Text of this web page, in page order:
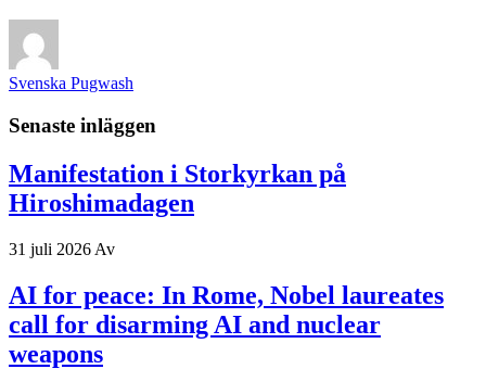
Svenska Pugwash
Senaste inläggen
Manifestation i Storkyrkan på
Hiroshimadagen
31 juli 2026 Av
AI for peace: In Rome, Nobel laureates
call for disarming AI and nuclear
weapons